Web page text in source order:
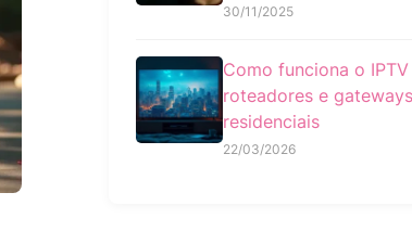
30/11/2025
Como funciona o IPTV
roteadores e gateways
residenciais
22/03/2026